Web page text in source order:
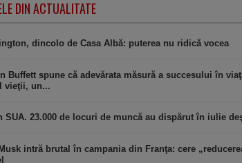
DIN ACTUALITATE
dincolo de Casa Albă: puterea nu ridică vocea
Buffett spune că adevărata măsură a succesului în
vieţii, un...
SUA. 23.000 de locuri de muncă au dispărut în iulie
intră brutal în campania din Franţa: cere